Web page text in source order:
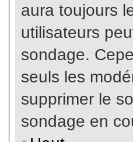
aura toujours
utilisateurs
sondage.
seuls les
supprimer le
sondage en